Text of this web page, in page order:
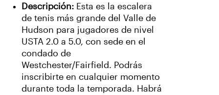
Descripción: Esta es la escalera
de tenis más grande del Valle de
Hudson para jugadores de nivel
USTA 2.0 a 5.0, con sede en el
condado de
Westchester/Fairfield. Podrás
inscribirte en cualquier momento
durante toda la temporada. Habrá